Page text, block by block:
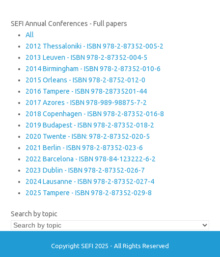
SEFI Annual Conferences - Full papers
All
2012 Thessaloniki - ISBN 978-2-87352-005-2
2013 Leuven - ISBN 978-2-87352-004-5
2014 Birmingham - ISBN 978-2-87352-010-6
2015 Orleans - ISBN 978-2-8752-012-0
2016 Tampere - ISBN 978-28735201-44
2017 Azores - ISBN 978-989-98875-7-2
2018 Copenhagen - ISBN 978-2-87352-016-8
2019 Budapest - ISBN 978-2-87352-018-2
2020 Twente - ISBN: 978-2-87352-020-5
2021 Berlin - ISBN 978-2-87352-023-6
2022 Barcelona - ISBN 978-84-123222-6-2
2023 Dublin - ISBN 978-2-87352-026-7
2024 Lausanne - ISBN 978-2-87352-027-4
2025 Tampere - ISBN 978-2-87352-029-8
Search by topic
Copyright SEFI 2025 - All Rights Reserved